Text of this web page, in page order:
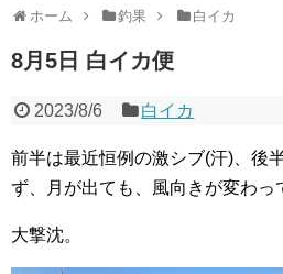
ホーム 釣果 白イカ
8月5日 白イカ便
2023/8/6 白イカ
前半は最近恒例の激シブ(汗)、後
ず、月が出ても、風向きが変わっ
大撃沈。